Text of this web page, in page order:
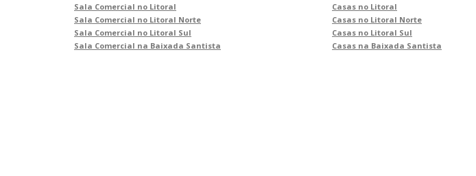
Sala Comercial no Litoral
Sala Comercial no Litoral Norte
Sala Comercial no Litoral Sul
Sala Comercial na Baixada Santista
Casas no Litoral
Casas no Litoral Norte
Casas no Litoral Sul
Casas na Baixada Santista